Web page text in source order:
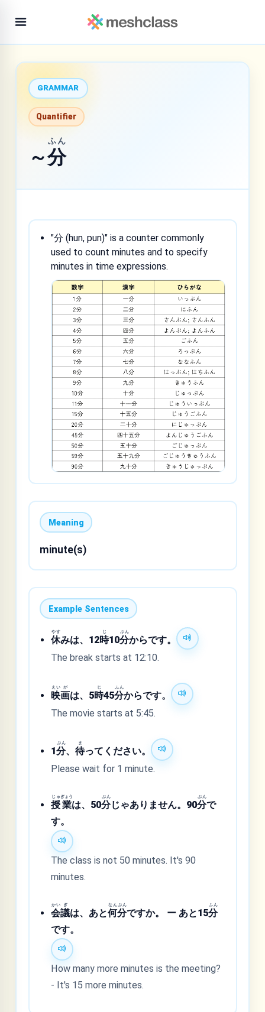
GRAMMAR
Quantifier
～分
ふん
"分 (hun, pun)" is a counter commonly
used to count minutes and to specify
minutes in time expressions.
Meaning
minute(s)
Example Sentences
休
やす
みは、12時
じ
10分
ぷん
からです。
The break starts at 12:10.
映
えい
画
が
は、5時
じ
45分
ふん
からです。
The movie starts at 5:45.
1分
ぷん
、待
ま
ってください。
Please wait for 1 minute.
授
じゅ
業
ぎょう
は、50分
ぷん
じゃありません。90分
ぷん
で
す。
The class is not 50 minutes. It's 90
minutes.
会
かい
議
ぎ
は、あと何
なん
分
ぷん
ですか。 ー あと15分
ふん
です。
How many more minutes is the meeting?
- It's 15 more minutes.